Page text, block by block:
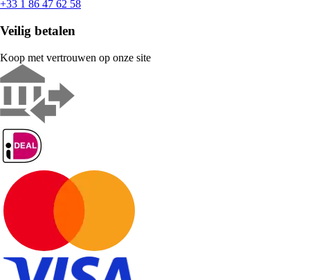
+33 1 86 47 62 58
Veilig betalen
Koop met vertrouwen op onze site